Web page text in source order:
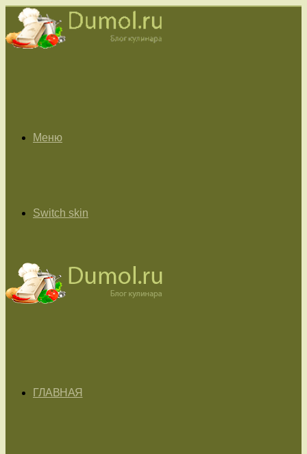
Меню
Switch skin
ГЛАВНАЯ